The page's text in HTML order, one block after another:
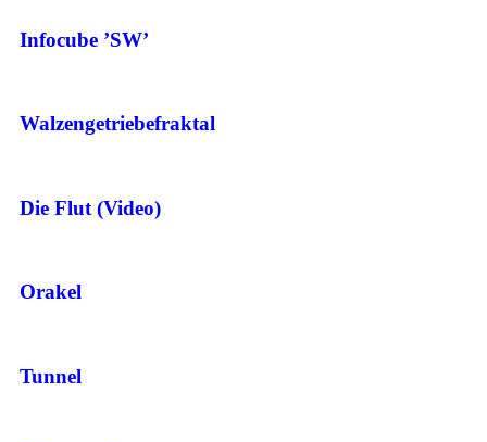
Infocube ’SW’
Walzengetriebefraktal
Die Flut (Video)
Orakel
Tunnel